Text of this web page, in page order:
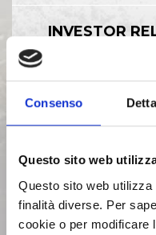
Consenso
Questo sito web
Questo sito web
finalità diverse. Per
cookie o per modificare
INVESTOR
EVENTI E